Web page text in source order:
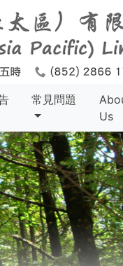
常見問題
Us